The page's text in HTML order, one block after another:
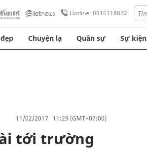
Hotline: 0916118822
Chuyện lạ Quân sự Sự kiện
11/02/2017 11:29 (GMT+07:00)
tới trường